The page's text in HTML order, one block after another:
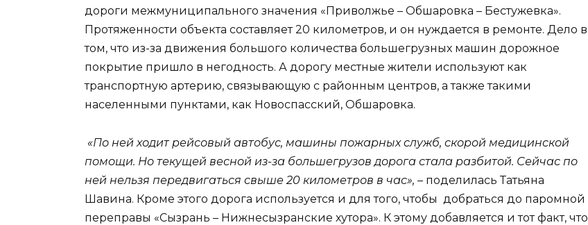
дороги межмуниципального значения «Приволжье – Обшаровка – Бестужевка».
Протяженности объекта составляет 20 километров, и он нуждается в ремонте. Дело в
том, что из-за движения большого количества большегрузных машин дорожное
покрытие пришло в негодность. А дорогу местные жители используют как
транспортную артерию, связывающую с районным центров, а также такими
населенными пунктами, как Новоспасский, Обшаровка.
«По ней ходит рейсовый автобус, машины пожарных служб, скорой медицинской
помощи. Но текущей весной из-за большегрузов дорога стала разбитой. Сейчас по
ней нельзя передвигаться свыше 20 километров в час», – поделилась Татьяна
Шавина. Кроме этого дорога используется и для того, чтобы добраться до паромной
переправы «Сызрань – Нижнесызранские хутора». К этому добавляется и тот факт, что